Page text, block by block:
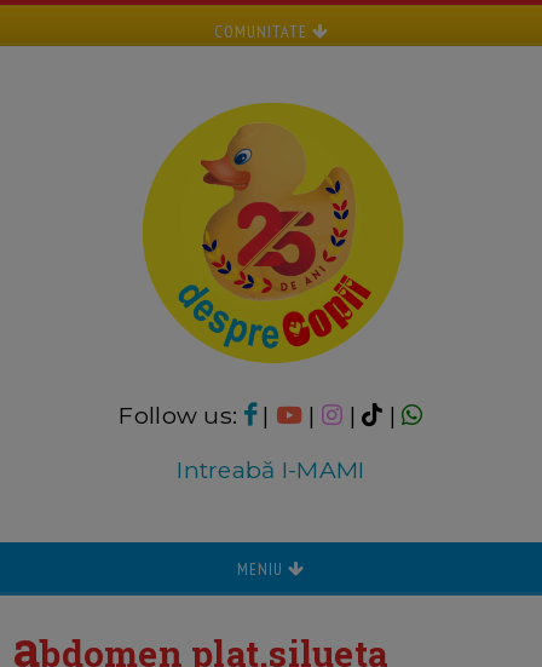
COMUNITATE
Follow us: | | |
|
Intreabă I-MAMI
MENIU
abdomen plat.silueta